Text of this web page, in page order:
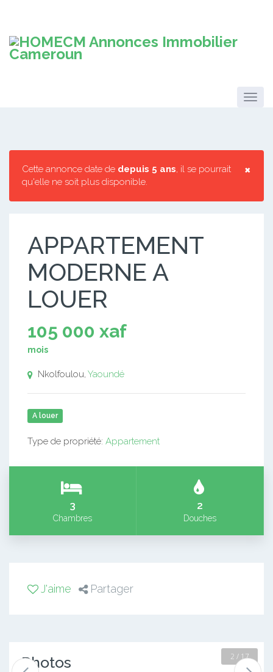
×
Cette annonce date de depuis 5 ans, il se pourrait
qu'elle ne soit plus disponible.
APPARTEMENT
MODERNE A
LOUER
105 000 xaf
mois
Nkolfoulou, Yaoundé
A louer
Type de propriété: Appartement
3
Chambres
2
Douches
J'aime Partager
Photos 2 / 17